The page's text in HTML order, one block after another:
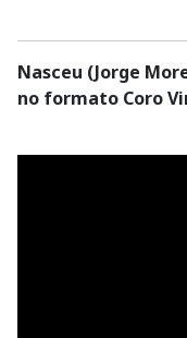
Nasceu (Jorge
no formato Coro